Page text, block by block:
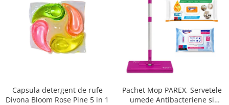
Capsula detergent de rufe
Divona Bloom Rose Pine 5 in 1
Pachet Mop PAREX, Servetele
umede Antibacteriene si